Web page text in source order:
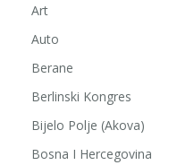
Art
Auto
Berane
Berlinski Kongres
Bijelo Polje (Akova)
Bosna I Hercegovina